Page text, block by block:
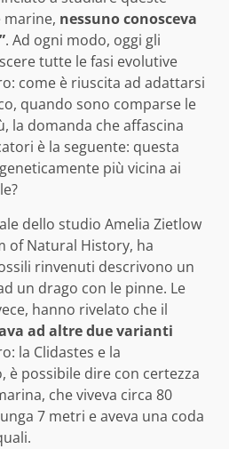
nessuno conosceva
. Ad ogni modo, oggi gli
tutte le fasi evolutive
come è riuscita ad adattarsi
quando sono comparse le
la domanda che affascina
è la seguente: questa
più vicina ai
dello studio Amelia Zietlow
of Natural History, ha
rinvenuti descrivono un
un drago con le pinne. Le
hanno rivelato che il
ad altre due varianti
la Clidastes e la
è possibile dire con certezza
che viveva circa 80
7 metri e aveva una coda